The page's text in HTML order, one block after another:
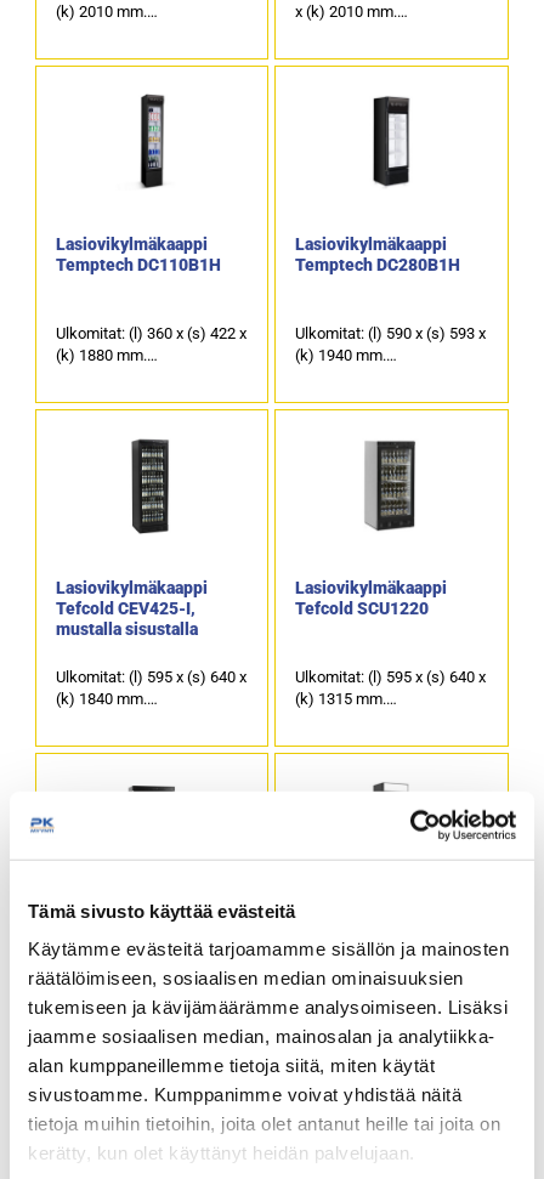
Tämä sivusto käyttää evästeitä
Käytämme evästeitä tarjoamamme sisällön ja mainosten
räätälöimiseen, sosiaalisen median ominaisuuksien
tukemiseen ja kävijämäärämme analysoimiseen. Lisäksi
jaamme sosiaalisen median, mainosalan ja analytiikka-
alan kumppaneillemme tietoja siitä, miten käytät
sivustoamme. Kumppanimme voivat yhdistää näitä
tietoja muihin tietoihin, joita olet antanut heille tai joita on
kerätty, kun olet käyttänyt heidän palvelujaan.
(k) 2010 mm.
/ 385 litraa.
x (k) 2010 mm.
/ 660 litraa.
Lasiovikylmäkaappi
Temptech DC110B1H
Ulkomitat: (l) 360 x (s) 422 x
(k) 1880 mm.
Ulkopinta musta.
Lasiovikylmäkaappi
Temptech DC280B1H
Ulkomitat: (l) 590 x (s) 593 x
(k) 1940 mm.
Ulkopinta musta.
Lasiovikylmäkaappi
Tefcold CEV425-I,
mustalla sisustalla
Ulkomitat: (l) 595 x (s) 640 x
(k) 1840 mm.
/ 347 litraa.
maalattua terästä, sisäosat
Lasiovikylmäkaappi
Tefcold SCU1220
Ulkomitat: (l) 595 x (s) 640 x
(k) 1315 mm.
/ 190 litraa.
valkoinen, sisäosat
FS1002S
Ulkomitat: (l) 1000 x (s) 735
x (k) 1990 mm.
Tilavuus (brutto/netto): 730
/ 540 litraa.
Tefcold CEV425CP,
mustalla sisustalla ja
Ulkomitat: (l) 595 x (s) 640 x
(k) 1980 mm.
Tilavuus (brutto/netto): 372
/ 347 litraa.
Ulkopinnat mustaa
maalattua terästä, sisäosat
musta ABS.